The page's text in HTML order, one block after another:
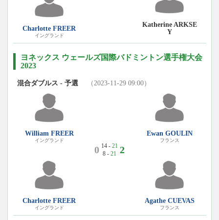
Charlotte FREER
イングランド
Katherine ARKSE
Y
ヨネックス ウェールズ国際バドミントン選手権大会
2023
混合ダブルス - 予選 （2023-11-29 09:00）
William FREER
イングランド
Charlotte FREER
イングランド
0 14 - 21
8 - 21 2
Ewan GOULIN
フランス
Agathe CUEVAS
フランス